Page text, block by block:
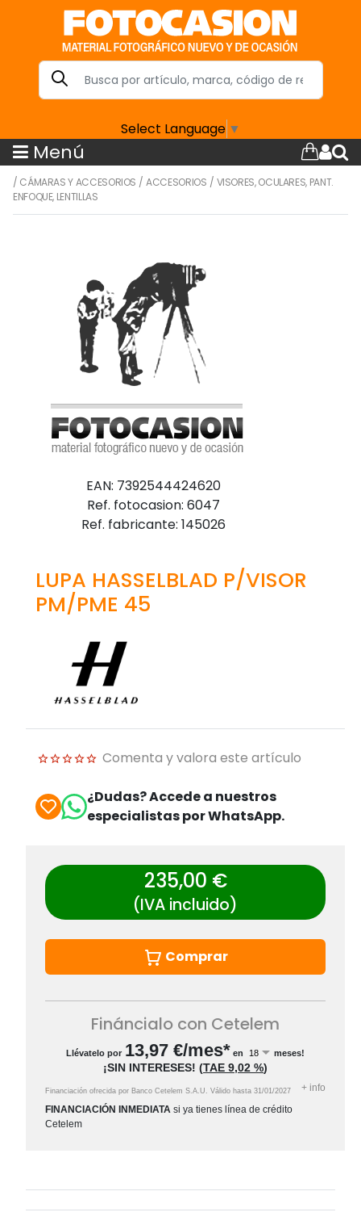
Select Language ▼
Menú
/ CÁMARAS Y ACCESORIOS /ACCESORIOS / VISORES, OCULARES, PANT.
ENFOQUE, LENTILLAS
EAN: 7392544424620
Ref. fotocasion: 6047
Ref. fabricante: 145026
LUPA HASSELBLAD P/VISOR
PM/PME 45
Comenta y valora este artículo
¿Dudas? Accede a nuestros
especialistas por WhatsApp.
235,00 €
(IVA incluido)
Comprar
Fináncialo con Cetelem
Llévatelo por 13,97 €/mes* en meses!
¡SIN INTERESES! (TAE 9,02 %)
Financiación ofrecida por Banco Cetelem S.A.U. Válido hasta 31/01/2027 + info
FINANCIACIÓN INMEDIATA si ya tienes línea de crédito
Cetelem